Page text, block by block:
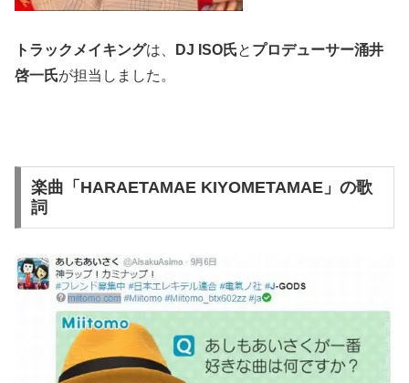
トラックメイキングは、 DJ ISO氏と プロデューサー涌井
啓一氏が担当しました。
楽曲「HARAETAMAE KIYOMETAMAE」の歌
詞